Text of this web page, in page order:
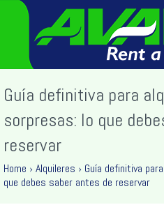
Guía definitiva para
sorpresas: lo que
reservar
Home › Alquileres › Guía definitiva
que debes saber antes de reservar